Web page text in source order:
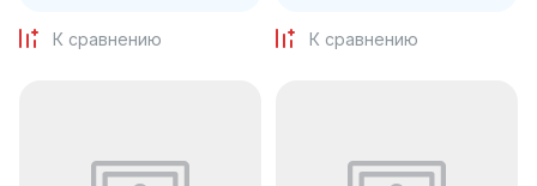
К сравнению К сравнению